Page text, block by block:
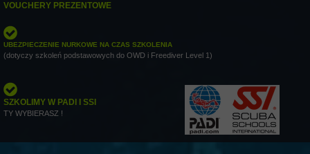
VOUCHERY PREZENTOWE
UBEZPIECZENIE NURKOWE NA CZAS SZKOLENIA
(dotyczy szkoleń podstawowych do OWD i Freediver Level 1)
SZKOLIMY W PADI I SSI
TY WYBIERASZ !